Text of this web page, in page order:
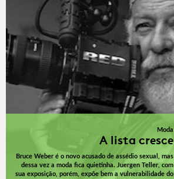
Moda
A lista cresce
Bruce Weber é o novo acusado de assédio sexual, mas
dessa vez a moda fica quietinha. Juergen Teller, com
sua exposição, porém, expõe bem a vulnerabilidade do